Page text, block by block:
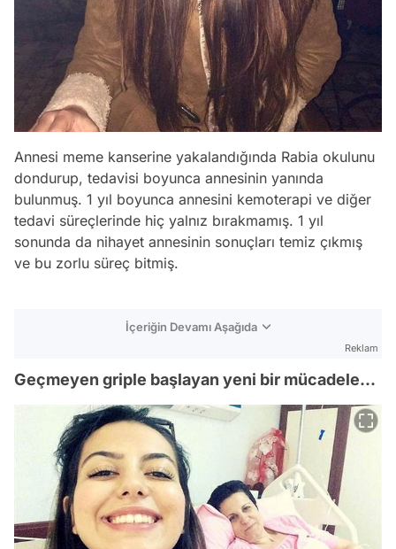
Annesi meme kanserine yakalandığında Rabia okulunu
dondurup, tedavisi boyunca annesinin yanında
bulunmuş. 1 yıl boyunca annesini kemoterapi ve diğer
tedavi süreçlerinde hiç yalnız bırakmamış. 1 yıl
sonunda da nihayet annesinin sonuçları temiz çıkmış
ve bu zorlu süreç bitmiş.
İçeriğin Devamı Aşağıda
Reklam
Geçmeyen griple başlayan yeni bir mücadele...